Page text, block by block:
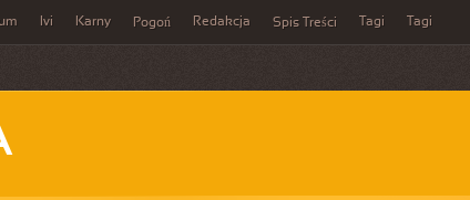
Ivi Karny Pogoń Redakcja Spis Treści Tagi Tagi